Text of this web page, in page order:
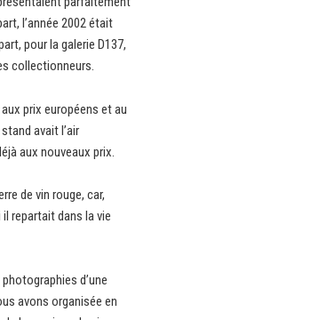
l’année 2002 était
pour la galerie D137,
collectionneurs.
prix européens et au
avait l’air
aux nouveaux prix.
de vin rouge, car,
repartait dans la vie
d’une
avons organisée en